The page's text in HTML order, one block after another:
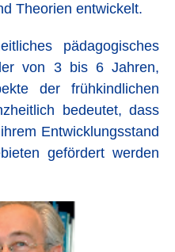
Theorien entwickelt.
pädagogisches
von 3 bis 6 Jahren,
der frühkindlichen
bedeutet, dass
Entwicklungsstand
gefördert werden